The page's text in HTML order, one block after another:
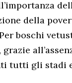
della
boschi
tutti gli stadi